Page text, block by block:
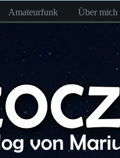
Amateurfunk Über mich